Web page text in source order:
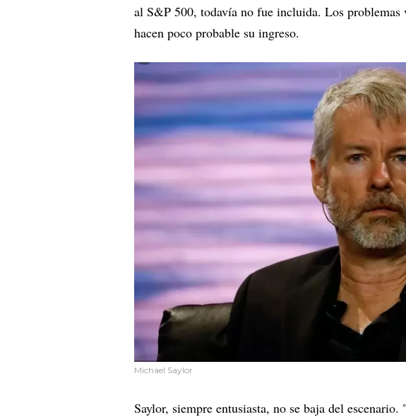
al S&P 500, todavía no fue incluida. Los
hacen poco probable su ingreso.
Michael Saylor
Saylor, siempre entusiasta, no se baja del